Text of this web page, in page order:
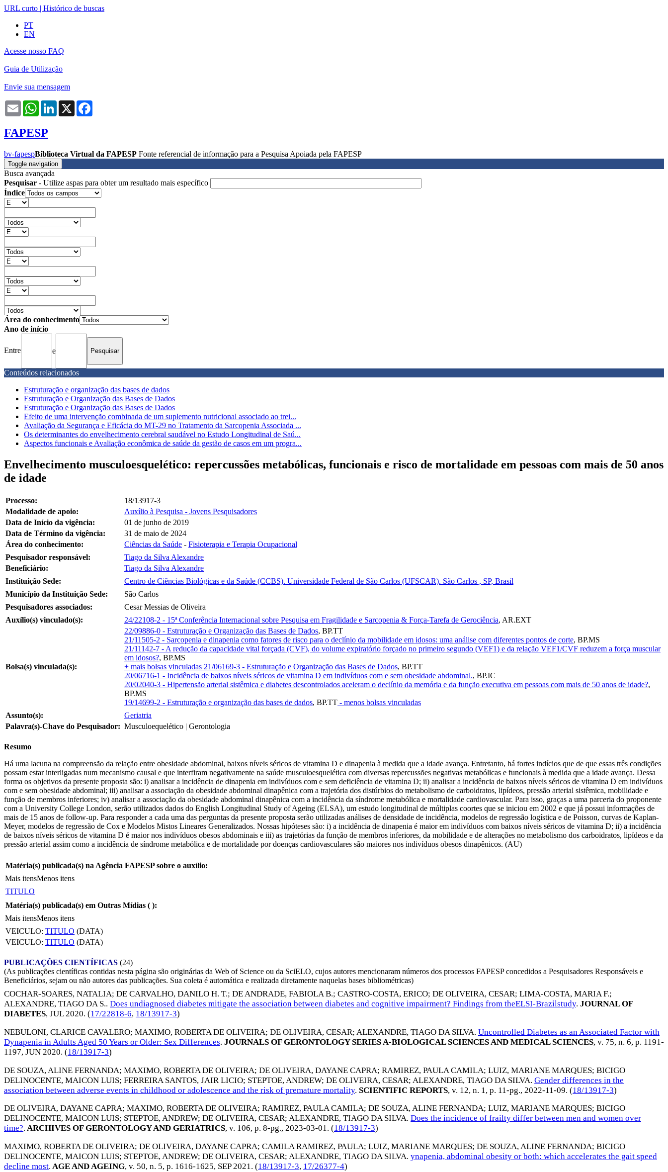
URL curto | Histórico de buscas
PT
EN
Acesse nosso FAQ
Guia de Utilização
Envie sua mensagem
Email WhatsAppLinkedIn
X
FAPESP
bv-fapespBiblioteca Virtual da FAPESP Fonte referencial de informação para a Pesquisa Apoiada pela FAPESP
Toggle navigation
Busca avançada
Pesquisar - Utilize aspas para obter um resultado mais específico
Índice
Área do conhecimento
Ano de início
Entre e
Conteúdos relacionados
Estruturação e organização das bases de dados
Estruturação e Organização das Bases de Dados
Estruturação e Organização das Bases de Dados
Efeito de uma intervenção combinada de um suplemento nutricional associado ao trei...
Avaliação da Segurança e Eficácia do MT-29 no Tratamento da Sarcopenia Associada ...
Os determinantes do envelhecimento cerebral saudável no Estudo Longitudinal de Saú...
Aspectos funcionais e Avaliação econômica de saúde da gestão de casos em um progra...
Envelhecimento musculoesquelético: repercussões metabólicas, funcionais e risco de mortalidade em pessoas com mais de 50 anos
de idade
Processo:
18/13917-3
Modalidade de apoio:
Auxílio à Pesquisa - Jovens Pesquisadores
Data de Início da vigência:
01 de junho de 2019
Data de Término da vigência:
31 de maio de 2024
Área do conhecimento:
Ciências da Saúde - Fisioterapia e Terapia Ocupacional
Pesquisador responsável:
Tiago da Silva Alexandre
Beneficiário:
Tiago da Silva Alexandre
Instituição Sede:
Centro de Ciências Biológicas e da Saúde (CCBS). Universidade Federal de São Carlos (UFSCAR). São Carlos , SP, Brasil
Município da Instituição Sede:
São Carlos
Pesquisadores associados:
Cesar Messias de Oliveira
Auxílio(s) vinculado(s):
24/22108-2 - 15ª Conferência Internacional sobre Pesquisa em Fragilidade e Sarcopenia & Força-Tarefa de Gerociência, AR.EXT
Bolsa(s) vinculada(s):
22/09886-0 - Estruturação e Organização das Bases de Dados, BP.TT
21/11505-2 - Sarcopenia e dinapenia como fatores de risco para o declínio da mobilidade em idosos: uma análise com diferentes pontos de corte, BP.MS
21/11142-7 - A redução da capacidade vital forçada (CVF), do volume expiratório forçado no primeiro segundo (VEF1) e da relação VEF1/CVF reduzem a força muscular
em idosos?, BP.MS
+ mais bolsas vinculadas 21/06169-3 - Estruturação e Organização das Bases de Dados, BP.TT
20/06716-1 - Incidência de baixos níveis séricos de vitamina D em indivíduos com e sem obesidade abdominal., BP.IC
20/02040-3 - Hipertensão arterial sistêmica e diabetes descontrolados aceleram o declínio da memória e da função executiva em pessoas com mais de 50 anos de idade?,
BP.MS
19/14699-2 - Estruturação e organização das bases de dados, BP.TT - menos bolsas vinculadas
Assunto(s):
Geriatria
Palavra(s)-Chave do Pesquisador: Musculoequelético | Gerontologia
Resumo
Há uma lacuna na compreensão da relação entre obesidade abdominal, baixos níveis séricos de vitamina D e dinapenia à medida que a idade avança. Entretanto, há fortes indícios que de que essas três condições
possam estar interligadas num mecanismo causal e que interfiram negativamente na saúde musculoesquelética com diversas repercussões negativas metabólicas e funcionais à medida que a idade avança. Dessa
forma os objetivos da presente proposta são: i) analisar a incidência de dinapenia em indivíduos com e sem deficiência de vitamina D; ii) analisar a incidência de baixos níveis séricos de vitamina D em indivíduos
com e sem obesidade abdominal; iii) analisar a associação da obesidade abdominal dinapênica com a trajetória dos distúrbios do metabolismo de carboidratos, lipídeos, pressão arterial sistêmica, mobilidade e
função de membros inferiores; iv) analisar a associação da obesidade abdominal dinapênica com a incidência da síndrome metabólica e mortalidade cardiovascular. Para isso, graças a uma parceria do proponente
com a University College London, serão utilizados dados do English Longitudinal Study of Ageing (ELSA), um estudo longitudinal de múltiplas coortes que se iniciou em 2002 e que já possui informações de
mais de 15 anos de follow-up. Para responder a cada uma das perguntas da presente proposta serão utilizadas análises de densidade de incidência, modelos de regressão logística e de Poisson, curvas de Kaplan-
Meyer, modelos de regressão de Cox e Modelos Mistos Lineares Generalizados. Nossas hipóteses são: i) a incidência de dinapenia é maior em indivíduos com baixos níveis séricos de vitamina D; ii) a incidência
de baixos níveis séricos de vitamina D é maior nos indivíduos obesos abdominais e iii) as trajetórias da função de membros inferiores, da mobilidade e de alterações no metabolismo dos carboidratos, lipídeos e da
pressão arterial assim como a incidência de síndrome metabólica e de mortalidade por doenças cardiovasculares são maiores nos indivíduos obesos dinapênicos. (AU)
Matéria(s) publicada(s) na Agência FAPESP sobre o auxílio:
Mais itensMenos itens
TITULO
Matéria(s) publicada(s) em Outras Mídias ( ):
Mais itensMenos itens
VEICULO: TITULO (DATA)
VEICULO: TITULO (DATA)
PUBLICAÇÕES CIENTÍFICAS (24)
(As publicações científicas contidas nesta página são originárias da Web of Science ou da SciELO, cujos autores mencionaram números dos processos FAPESP concedidos a Pesquisadores Responsáveis e
Beneficiários, sejam ou não autores das publicações. Sua coleta é automática e realizada diretamente naquelas bases bibliométricas)
COCHAR-SOARES, NATALIA; DE CARVALHO, DANILO H. T.; DE ANDRADE, FABIOLA B.; CASTRO-COSTA, ERICO; DE OLIVEIRA, CESAR; LIMA-COSTA, MARIA F.;
ALEXANDRE, TIAGO DA S.. Does undiagnosed diabetes mitigate the association between diabetes and cognitive impairment? Findings from theELSI-Brazilstudy. JOURNAL OF
DIABETES, JUL 2020. (17/22818-6, 18/13917-3)
NEBULONI, CLARICE CAVALERO; MAXIMO, ROBERTA DE OLIVEIRA; DE OLIVEIRA, CESAR; ALEXANDRE, TIAGO DA SILVA. Uncontrolled Diabetes as an Associated Factor with
Dynapenia in Adults Aged 50 Years or Older: Sex Differences. JOURNALS OF GERONTOLOGY SERIES A-BIOLOGICAL SCIENCES AND MEDICAL SCIENCES, v. 75, n. 6, p. 1191-
1197, JUN 2020. (18/13917-3)
DE SOUZA, ALINE FERNANDA; MAXIMO, ROBERTA DE OLIVEIRA; DE OLIVEIRA, DAYANE CAPRA; RAMIREZ, PAULA CAMILA; LUIZ, MARIANE MARQUES; BICIGO
DELINOCENTE, MAICON LUIS; FERREIRA SANTOS, JAIR LICIO; STEPTOE, ANDREW; DE OLIVEIRA, CESAR; ALEXANDRE, TIAGO DA SILVA. Gender differences in the
association between adverse events in childhood or adolescence and the risk of premature mortality. SCIENTIFIC REPORTS, v. 12, n. 1, p. 11-pg., 2022-11-09. (18/13917-3)
DE OLIVEIRA, DAYANE CAPRA; MAXIMO, ROBERTA DE OLIVEIRA; RAMIREZ, PAULA CAMILA; DE SOUZA, ALINE FERNANDA; LUIZ, MARIANE MARQUES; BICIGO
DELINOCENTE, MAICON LUIS; STEPTOE, ANDREW; DE OLIVEIRA, CESAR; ALEXANDRE, TIAGO DA SILVA. Does the incidence of frailty differ between men and women over
time?. ARCHIVES OF GERONTOLOGY AND GERIATRICS, v. 106, p. 8-pg., 2023-03-01. (18/13917-3)
MAXIMO, ROBERTA DE OLIVEIRA; DE OLIVEIRA, DAYANE CAPRA; CAMILA RAMIREZ, PAULA; LUIZ, MARIANE MARQUES; DE SOUZA, ALINE FERNANDA; BICIGO
DELINOCENTE, MAICON LUIS; STEPTOE, ANDREW; DE OLIVEIRA, CESAR; ALEXANDRE, TIAGO DA SILVA. ynapenia, abdominal obesity or both: which accelerates the gait speed
decline most. AGE AND AGEING, v. 50, n. 5, p. 1616-1625, SEP 2021. (18/13917-3, 17/26377-4)